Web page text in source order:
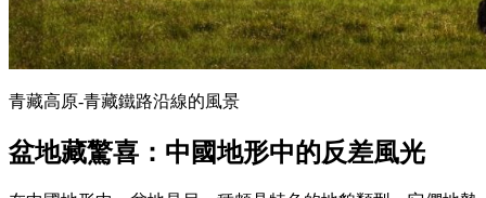
青藏高原-青藏鐵路沿線的風景
盆地藏驚喜：中國地形中的反差風光